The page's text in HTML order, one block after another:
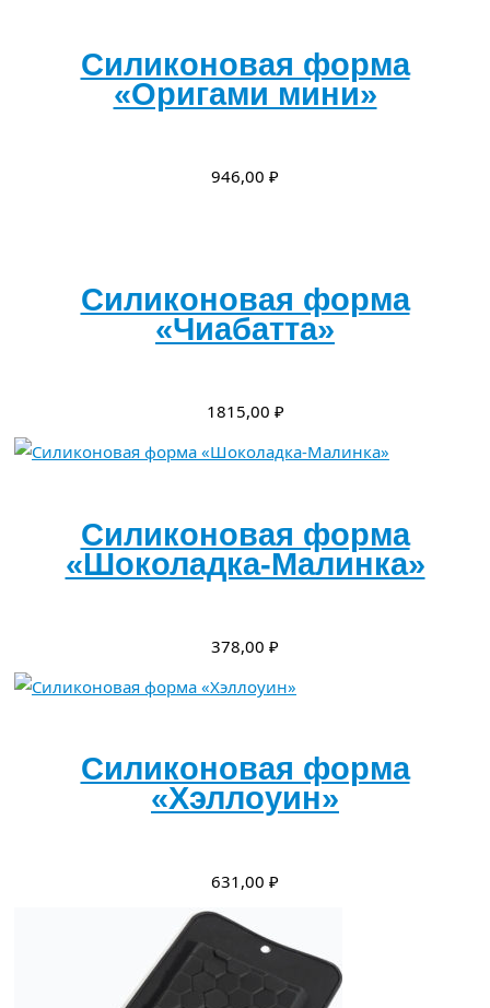
Силиконовая форма
«Оригами мини»
946,00 ₽
Силиконовая форма
«Чиабатта»
1815,00 ₽
Силиконовая форма
«Шоколадка-Малинка»
378,00 ₽
Силиконовая форма
«Хэллоуин»
631,00 ₽